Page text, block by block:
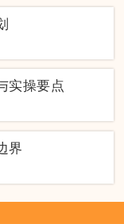
实操要点
界